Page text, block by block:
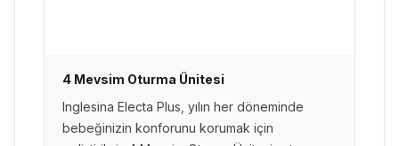
4 Mevsim Oturma Ünitesi
Inglesina Electa Plus, yılın her döneminde
bebeğinizin konforunu korumak için